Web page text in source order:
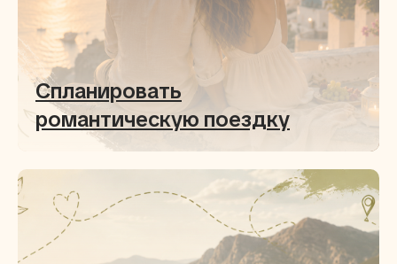
Спланировать
романтическую поездку